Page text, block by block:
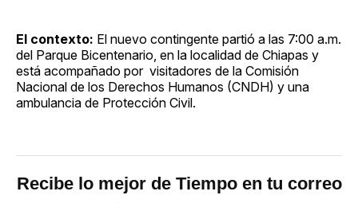
El contexto: El nuevo contingente partió a las 7:00 a.m.
del Parque Bicentenario, en la localidad de Chiapas y
está acompañado por visitadores de la Comisión
Nacional de los Derechos Humanos (CNDH) y una
ambulancia de Protección Civil.
Recibe lo mejor de Tiempo en tu correo